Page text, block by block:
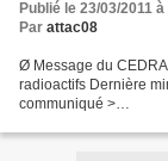
Publié le 23/03/2011
Par attac08
Ø Message du
radioactifs Dernière
communiqué >
Ø On peut suivre